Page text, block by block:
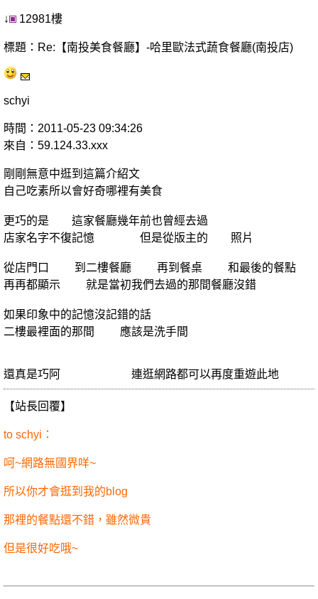
↓ 12981樓
標題：Re:【南投美食餐廳】-哈里歐法式蔬食餐廳(南投店)
schyi
時間：2011-05-23 09:34:26
來自：59.124.33.xxx
剛剛無意中逛到這篇介紹文
自己吃素所以會好奇哪裡有美食
更巧的是 這家餐廳幾年前也曾經去過
店家名字不復記憶 但是從版主的 照片
從店門口 到二樓餐廳 再到餐桌 和最後的餐點
再再都顯示 就是當初我們去過的那間餐廳沒錯
如果印象中的記憶沒記錯的話
二樓最裡面的那間 應該是洗手間
還真是巧阿 連逛網路都可以再度重遊此地
【站長回覆】
to schyi：
呵~網路無國界咩~
所以你才會逛到我的blog
那裡的餐點還不錯，雖然微貴
但是很好吃哦~